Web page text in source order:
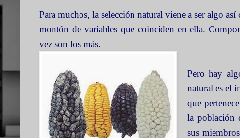
Para muchos, la selección natural viene a ser algo
montón de variables que coinciden en ella.
vez son los más.
Pero hay
natural es el
que
la población
sus